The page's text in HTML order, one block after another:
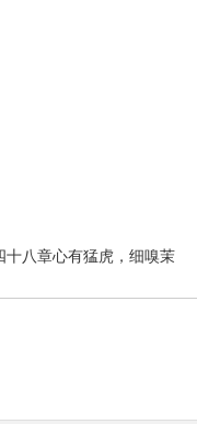
十八章心有猛虎，细嗅茉